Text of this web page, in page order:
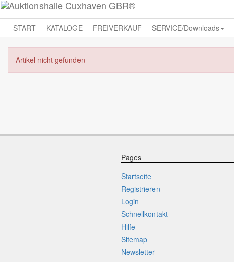
START
KATALOGE FREIVERKAUF SERVICE/Downloads
Artikel nicht gefunden
Pages
Startseite
Registrieren
Login
Schnellkontakt
Hilfe
Sitemap
Newsletter